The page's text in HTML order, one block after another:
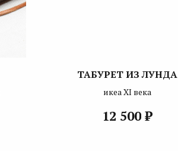
ТАБУРЕТ ИЗ ЛУНДА
икеа XI века
12 500 ₽